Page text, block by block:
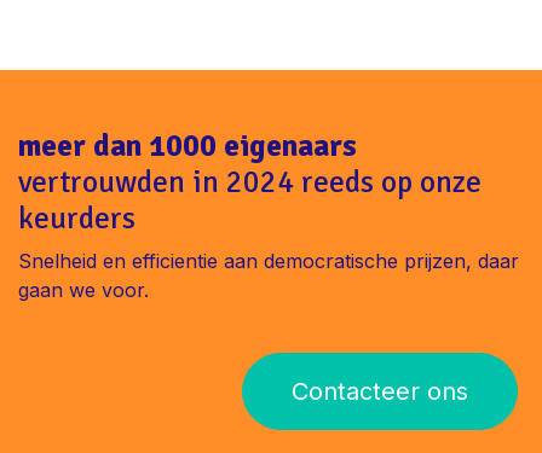
meer dan 1000 eigenaars
vertrouwden in 2024 reeds op onze
keurders
Snelheid en efficientie aan democratische prijzen, daar
gaan we voor.
Contacteer ons